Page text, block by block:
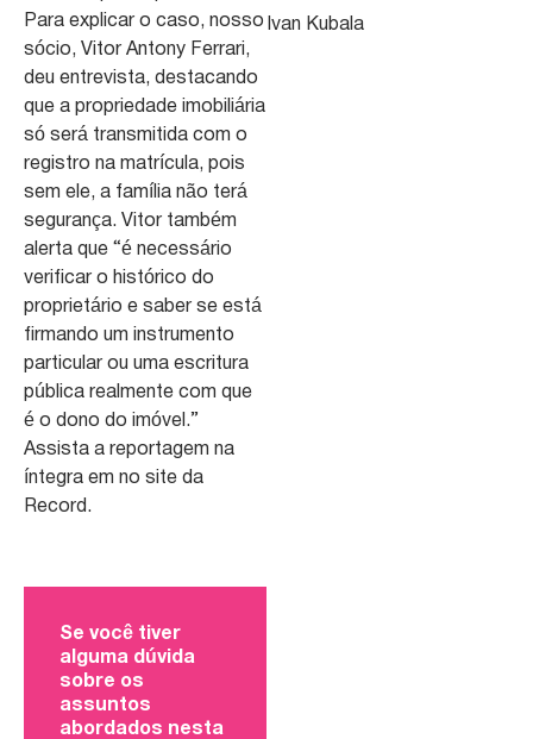
Para explicar o caso, nosso
sócio, Vitor Antony Ferrari,
deu entrevista, destacando
que a propriedade imobiliária
só será transmitida com o
registro na matrícula, pois
sem ele, a família não terá
segurança. Vitor também
alerta que “é necessário
verificar o histórico do
proprietário e saber se está
firmando um instrumento
particular ou uma escritura
pública realmente com que
é o dono do imóvel.”
Assista a reportagem na
íntegra em no site da
Record.
Se você tiver
alguma dúvida
sobre os
assuntos
abordados nesta
Ivan Kubala